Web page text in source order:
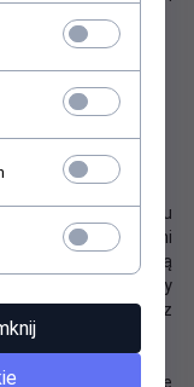
od ilości i rodzaju
pewni i sprawdzeni
nie lubią
Dlatego prosimy
przynajmniej z
restauracje, agencje